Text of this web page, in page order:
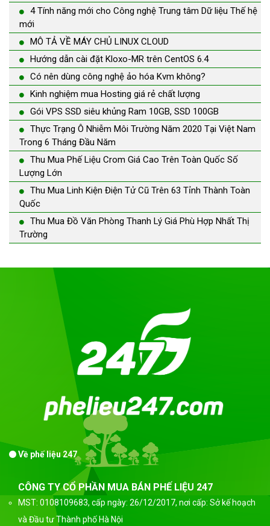
4 Tính năng mới cho Công nghệ Trung tâm Dữ liệu Thế hệ
mới
MÔ TẢ VỀ MÁY CHỦ LINUX CLOUD
Hướng dẫn cài đặt Kloxo-MR trên CentOS 6.4
Có nên dùng công nghệ ảo hóa Kvm không?
Kinh nghiệm mua Hosting giá rẻ chất lượng
Gói VPS SSD siêu khủng Ram 10GB, SSD 100GB
Thực Trạng Ô Nhiễm Môi Trường Năm 2020 Tại Việt Nam
Trong 6 Tháng Đầu Năm
Thu Mua Phế Liệu Crom Giá Cao Trên Toàn Quốc Số
Lượng Lớn
Thu Mua Linh Kiện Điện Tử Cũ Trên 63 Tỉnh Thành Toàn
Quốc
Thu Mua Đồ Văn Phòng Thanh Lý Giá Phù Hợp Nhất Thị
Trường
Về phế liệu 247
CÔNG TY CỔ PHẦN MUA BÁN PHẾ LIỆU 247
MST: 0108109683, cấp ngày: 26/12/2017, nơi cấp: Sở kế hoạch
và Đầu tư Thành phố Hà Nội